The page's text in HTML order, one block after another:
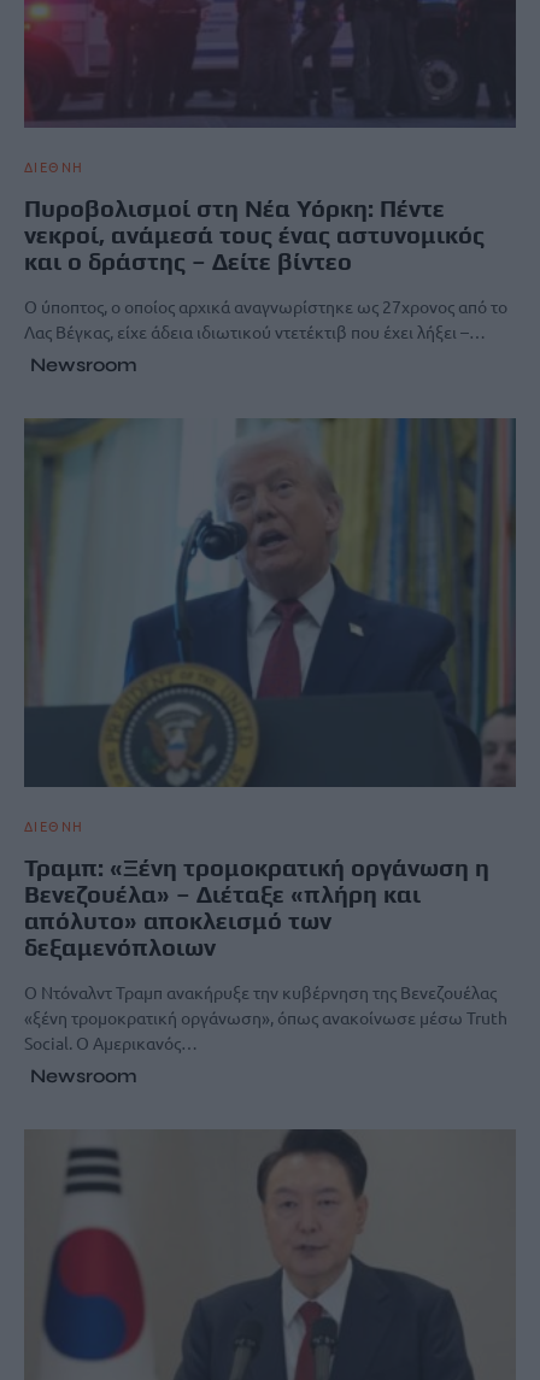
ΔΙΕΘΝΗ
Πυροβολισμοί στη Νέα Υόρκη: Πέντε
νεκροί, ανάμεσά τους ένας αστυνομικός
και ο δράστης – Δείτε βίντεο
Ο ύποπτος, ο οποίος αρχικά αναγνωρίστηκε ως 27χρονος από το
Λας Βέγκας, είχε άδεια ιδιωτικού ντετέκτιβ που έχει λήξει –…
Newsroom
ΔΙΕΘΝΗ
Τραμπ: «Ξένη τρομοκρατική οργάνωση η
Βενεζουέλα» – Διέταξε «πλήρη και
απόλυτο» αποκλεισμό των
δεξαμενόπλοιων
Ο Ντόναλντ Τραμπ ανακήρυξε την κυβέρνηση της Βενεζουέλας
«ξένη τρομοκρατική οργάνωση», όπως ανακοίνωσε μέσω Truth
Social. Ο Αμερικανός…
Newsroom